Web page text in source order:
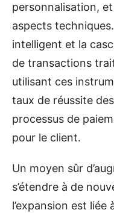
personnalisation,
aspects
intelligent et la
de transactions
utilisant ces
taux de réussite
processus de
pour le client.
Un moyen sûr
s’étendre à de
l’expansion est liée